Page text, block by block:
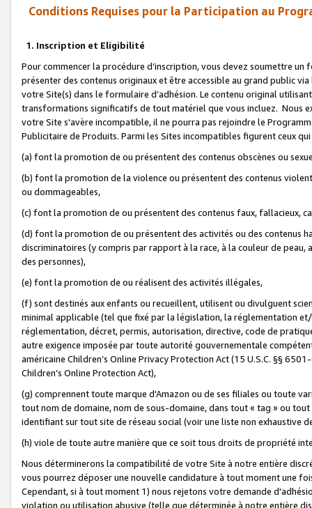
Conditions Requises pour la Participation au
1. Inscription et Eligibilité
Pour commencer la procédure d’inscription, vous devez soumettre
présenter des contenus originaux et être accessible au grand public
votre Site(s) dans le formulaire d’adhésion. Le contenu original
transformations significatifs de tout matériel que vous incluez. Nous
votre Site s'avère incompatible, il ne pourra pas rejoindre le
Publicitaire de Produits. Parmi les Sites incompatibles figurent ceux
(a) font la promotion de ou présentent des contenus obscènes ou
(b) font la promotion de la violence ou présentent des contenus
ou dommageables,
(c) font la promotion de ou présentent des contenus faux, fallacieux,
(d) font la promotion de ou présentent des activités ou des contenus
discriminatoires (y compris par rapport à la race, à la couleur de
des personnes),
(e) font la promotion de ou réalisent des activités illégales,
(f) sont destinés aux enfants ou recueillent, utilisent ou divulguent
minimal applicable (tel que fixé par la législation, la réglementation
réglementation, décret, permis, autorisation, directive, code de
autre exigence imposée par toute autorité gouvernementale
américaine Children’s Online Privacy Protection Act (15 U.S.C. §§
Children’s Online Protection Act),
(g) comprennent toute marque d'Amazon ou de ses filiales ou toute
tout nom de domaine, nom de sous-domaine, dans tout « tag » ou
identifiant sur tout site de réseau social (voir une liste non exhaustive
(h) viole de toute autre manière que ce soit tous droits de propriété
Nous déterminerons la compatibilité de votre Site à notre entière
vous pourrez déposer une nouvelle candidature à tout moment une
Cependant, si à tout moment 1) nous rejetons votre demande
violation ou utilisation abusive (telle que déterminée à notre entière